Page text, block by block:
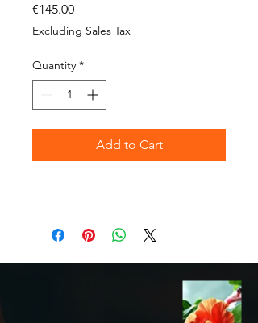
€145.00Price
Excluding Sales Tax
Quantity *
Add to Cart